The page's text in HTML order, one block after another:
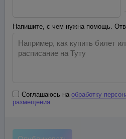
Напишите, с чем нужна помощь.
Соглашаюсь на обработку
размещения